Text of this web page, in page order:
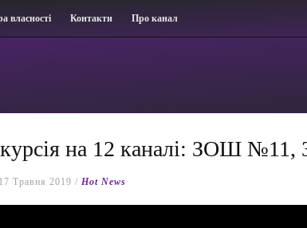
власності Контакти Про канал
на 12 каналі: ЗОШ
Травня 2019 /Hot News